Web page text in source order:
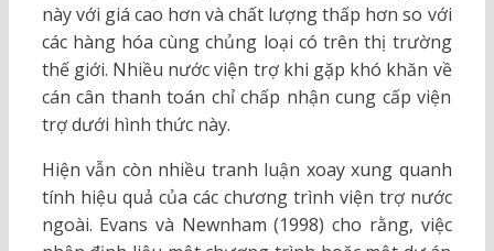
này với giá cao hơn và chất lượng thấp hơn so với
các hàng hóa cùng chủng loại có trên thị trường
thế giới. Nhiều nước viện trợ khi gặp khó khăn về
cán cân thanh toán chỉ chấp nhận cung cấp viện
trợ dưới hình thức này.
Hiện vẫn còn nhiều tranh luận xoay xung quanh
tính hiệu quả của các chương trình viện trợ nước
ngoài. Evans và Newnham (1998) cho rằng, việc